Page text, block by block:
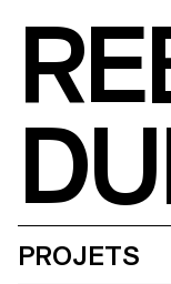
PROJETS